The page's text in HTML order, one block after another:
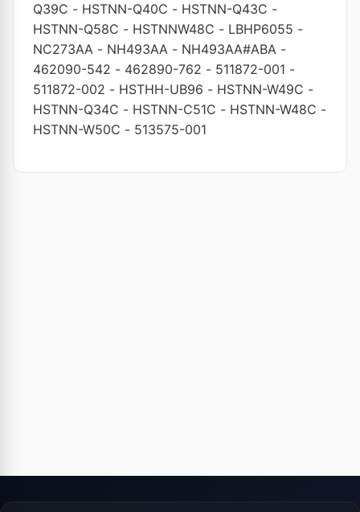
Q39C - HSTNN-Q40C - HSTNN-Q43C -
HSTNN-Q58C - HSTNNW48C - LBHP6055 -
NC273AA - NH493AA - NH493AA#ABA -
462090-542 - 462890-762 - 511872-001 -
511872-002 - HSTHH-UB96 - HSTNN-W49C -
HSTNN-Q34C - HSTNN-C51C - HSTNN-W48C -
HSTNN-W50C - 513575-001